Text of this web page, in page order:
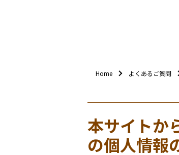
Home よくあるご質問
本サイトか
の個人情報